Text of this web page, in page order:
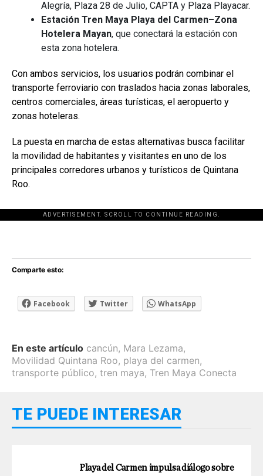
Alegría, Plaza 28 de Julio, CAPTA y Plaza Playacar.
Estación Tren Maya Playa del Carmen–Zona
Hotelera Mayan, que conectará la estación con
esta zona hotelera.
Con ambos servicios, los usuarios podrán combinar el
transporte ferroviario con traslados hacia zonas laborales,
centros comerciales, áreas turísticas, el aeropuerto y
zonas hoteleras.
La puesta en marcha de estas alternativas busca facilitar
la movilidad de habitantes y visitantes en uno de los
principales corredores urbanos y turísticos de Quintana
Roo.
ADVERTISEMENT. SCROLL TO CONTINUE READING.
[adsforwp id="243463"]
Comparte esto:
Facebook Twitter WhatsApp
En este artículo cancún, Mara Lezama,
Movilidad Quintana Roo, playa del carmen,
transporte público, tren maya, Tren Maya Conecta
TE PUEDE INTERESAR
Playa del Carmen impulsa diálogo sobre